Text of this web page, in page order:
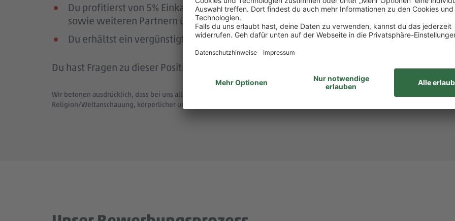
Du profitierst von 5% Einkaufsrabatt bei PENNY und REWE, weiteren Rabatten beim
sowie weiteren Partnern über die Plattform Corporate Benefits.
Du erhältst ein vergünstigtes Deutschlandticket.
Du hast Fragen zu dieser Position (Job-ID: 933651)? Dann melde dich bei Steffi Mollnau
Wir betonen ausdrücklich, dass bei uns alle Menschen - unabhängig von Geschlecht/geschlechtlicher Identität, ethnischer
Religion/Weltanschauung, körperlicher und geistiger Fähigkeiten, Alter sowie sexueller Orientierung oder weiterer